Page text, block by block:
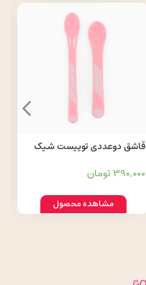
قاشق دوعددی توییست شیک
390,000 تومان
مشاهده محصول